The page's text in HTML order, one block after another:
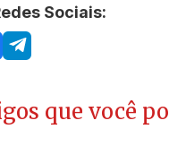
Sociais:
que você